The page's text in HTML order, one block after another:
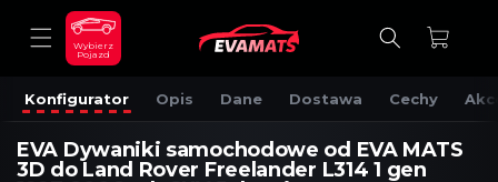
TREŚCI
Wybierz
Pojazd
Koszyk
Konfigurator Opis Dane Dostawa Cechy
EVA Dywaniki samochodowe od EVA MATS
3D do Land Rover Freelander L314 1 gen